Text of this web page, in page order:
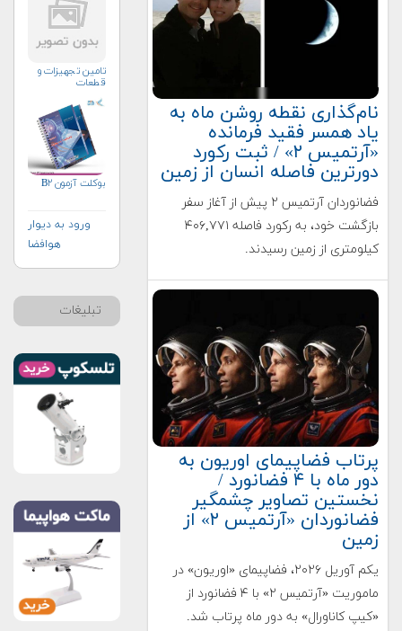
نام‌گذاری نقطه روشن ماه به
یاد همسر فقید فرمانده
«آرتمیس ۲» / ثبت رکورد
دورترین فاصله انسان از زمین
فضانوردان آرتمیس ۲ پیش از آغاز سفر
بازگشت خود، به رکورد فاصله ۴۰۶,۷۷۱
کیلومتری از زمین رسیدند.
پرتاب فضاپیمای اوریون به
دور ماه با ۴ فضانورد /
نخستین تصاویر چشمگیر
فضانوردان «آرتمیس ۲» از
زمین
یکم آوریل ۲۰۲۶، فضاپیمای «اوریون» در
ماموریت «آرتمیس ۲» با ۴ فضانورد از
«کیپ کاناورال» به دور ماه پرتاب شد.
تامین تجهیزات و
قطعات
بوکلت آزمون B۲
ورود به دیوار
هوافضا
تبلیغات